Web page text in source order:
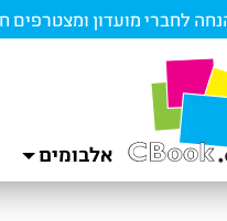
אלבומים